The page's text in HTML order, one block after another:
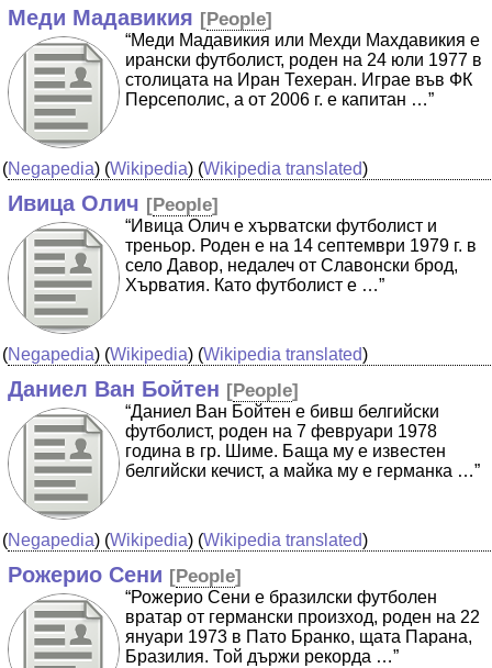
Меди Мадавикия [People]
“Меди Мадавикия или Мехди Махдавикия е
ирански футболист, роден на 24 юли 1977 в
столицата на Иран Техеран. Играе във ФК
Персеполис, а от 2006 г. е капитан …”
(Negapedia) (Wikipedia) (Wikipedia translated)
Ивица Олич [People]
“Ивица Олич е хърватски футболист и
треньор. Роден е на 14 септември 1979 г. в
село Давор, недалеч от Славонски брод,
Хърватия. Като футболист е …”
(Negapedia) (Wikipedia) (Wikipedia translated)
Даниел Ван Бойтен [People]
“Даниел Ван Бойтен е бивш белгийски
футболист, роден на 7 февруари 1978
година в гр. Шиме. Баща му е известен
белгийски кечист, а майка му е германка …”
(Negapedia) (Wikipedia) (Wikipedia translated)
Рожерио Сени [People]
“Рожерио Сени е бразилски футболен
вратар от германски произход, роден на 22
януари 1973 в Пато Бранко, щата Парана,
Бразилия. Той държи рекорда …”